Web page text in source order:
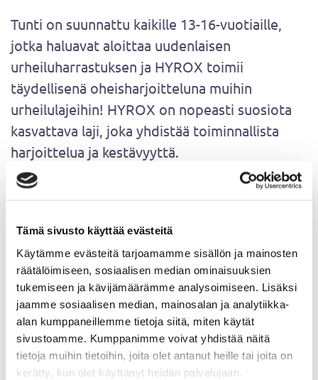
Tämä sivusto käyttää evästeitä
Käytämme evästeitä tarjoamamme sisällön ja mainosten
räätälöimiseen, sosiaalisen median ominaisuuksien
tukemiseen ja kävijämäärämme analysoimiseen. Lisäksi
jaamme sosiaalisen median, mainosalan ja analytiikka-
alan kumppaneillemme tietoja siitä, miten käytät
sivustoamme. Kumppanimme voivat yhdistää näitä
tietoja muihin tietoihin, joita olet antanut heille tai joita on
kerätty, kun olet käyttänyt heidän palvelujaan.
Tunti on suunnattu kaikille 13-16-vuotiaille,
jotka haluavat aloittaa uudenlaisen
urheiluharrastuksen ja HYROX toimii
täydellisenä oheisharjoitteluna muihin
urheilulajeihin! HYROX on nopeasti suosiota
kasvattava laji, joka yhdistää toiminnallista
harjoittelua ja kestävyyttä.
Tunnilla käydään läpi lajin perusliikkeet,
nopeutta sekä kestävyyttä. Turvallisuus ja
oikeat suoritustekniikat ovat etusijalla –
valmennuksesta vastaa lasten ja nuorten
harjoitteluun erikoistunut valmentaja Jasmin
Mantila, jolla on vankka kokemus nuorten
valmentamisesta.
Tule kokeilemaan HYROX:ia!